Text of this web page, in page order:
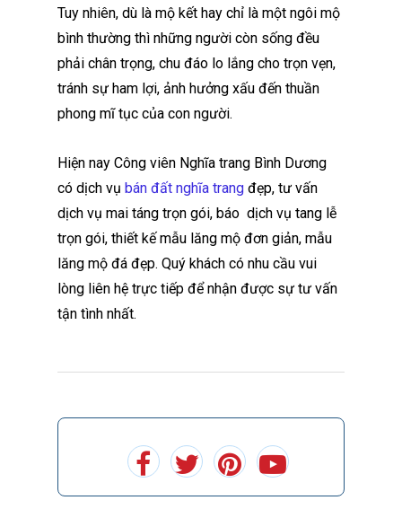
Tuy nhiên, dù là mộ kết hay chỉ là một ngôi mộ
bình thường thì những người còn sống đều
phải chân trọng, chu đáo lo lắng cho trọn vẹn,
tránh sự ham lợi, ảnh hưởng xấu đến thuần
phong mĩ tục của con người.
Hiện nay Công viên Nghĩa trang Bình Dương
có dịch vụ bán đất nghĩa trang đẹp, tư vấn
dịch vụ mai táng trọn gói, báo dịch vụ tang lễ
trọn gói, thiết kế mẫu lăng mộ đơn giản, mẫu
lăng mộ đá đẹp. Quý khách có nhu cầu vui
lòng liên hệ trực tiếp để nhận được sự tư vấn
tận tình nhất.